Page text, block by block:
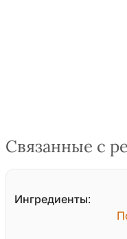
Связанные с
Ингредиенты: